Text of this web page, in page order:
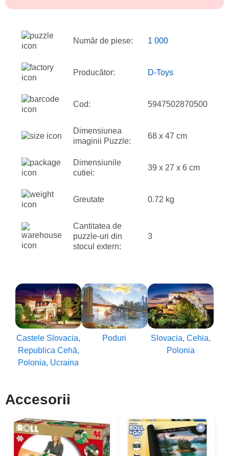
Număr de piese: 1 000
Producător: D-Toys
Cod: 5947502870500
Dimensiunea
imaginii Puzzle:
68 x 47 cm
Dimensiunile
cutiei:
39 x 27 x 6 cm
Greutate 0.72 kg
Cantitatea de
puzzle-uri din
stocul extern:
3
Castele Slovacia,
Republica Cehă,
Polonia, Ucraina
Poduri
Slovacia, Cehia,
Polonia
Accesorii